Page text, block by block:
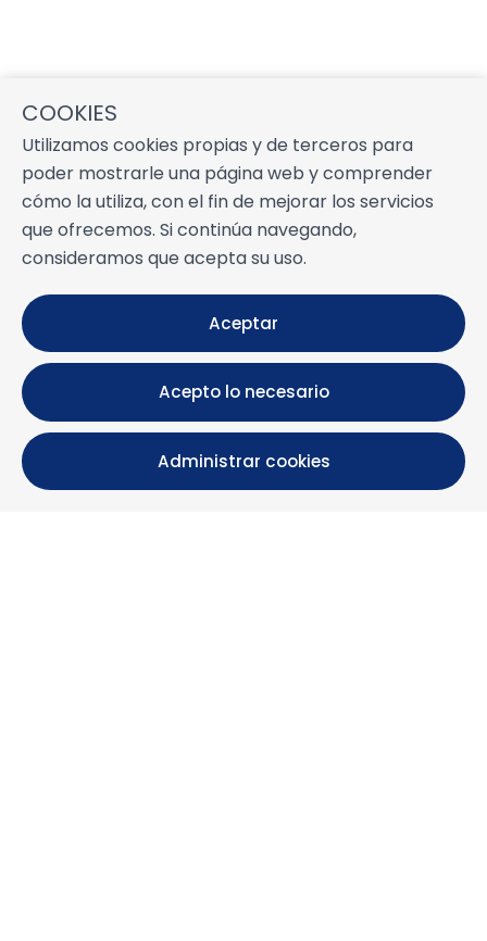
COOKIES
Utilizamos cookies propias y de terceros para
poder mostrarle una página web y comprender
cómo la utiliza, con el fin de mejorar los servicios
que ofrecemos. Si continúa navegando,
consideramos que acepta su uso.
Aceptar
Acepto lo necesario
Administrar cookies